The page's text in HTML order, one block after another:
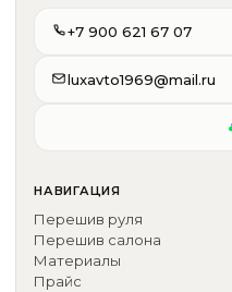
+7 900 621 67 07
luxavto1969@mail.ru
НАВИГАЦИЯ
Перешив руля
Перешив салона
Материалы
Прайс